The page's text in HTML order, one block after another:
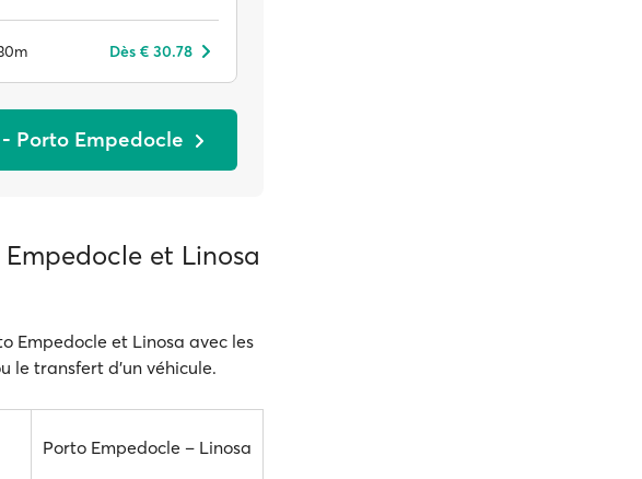
Dès € 30.78
Porto Empedocle
et Linosa
Empedocle et Linosa avec les
le transfert d'un véhicule.
Porto Empedocle – Linosa